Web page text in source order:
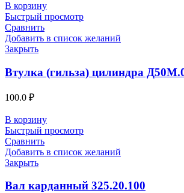
В корзину
Быстрый просмотр
Сравнить
Добавить в список желаний
Закрыть
Втулка (гильза) цилиндра
100.0 ₽
В корзину
Быстрый просмотр
Сравнить
Добавить в список желаний
Закрыть
Вал карданный 325.20.100